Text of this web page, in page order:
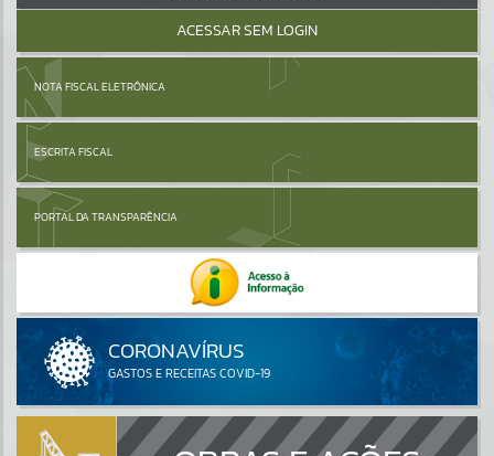
ACESSAR SEM LOGIN
NOTA FISCAL ELETRÔNICA
ESCRITA FISCAL
PORTAL DA TRANSPARÊNCIA